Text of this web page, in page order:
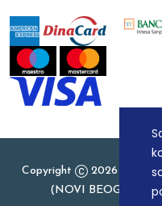
Copyright
2026
(NOVI BEOGRAD),